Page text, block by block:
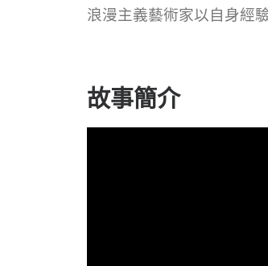
浪漫主義藝術家以自身經
故事簡介